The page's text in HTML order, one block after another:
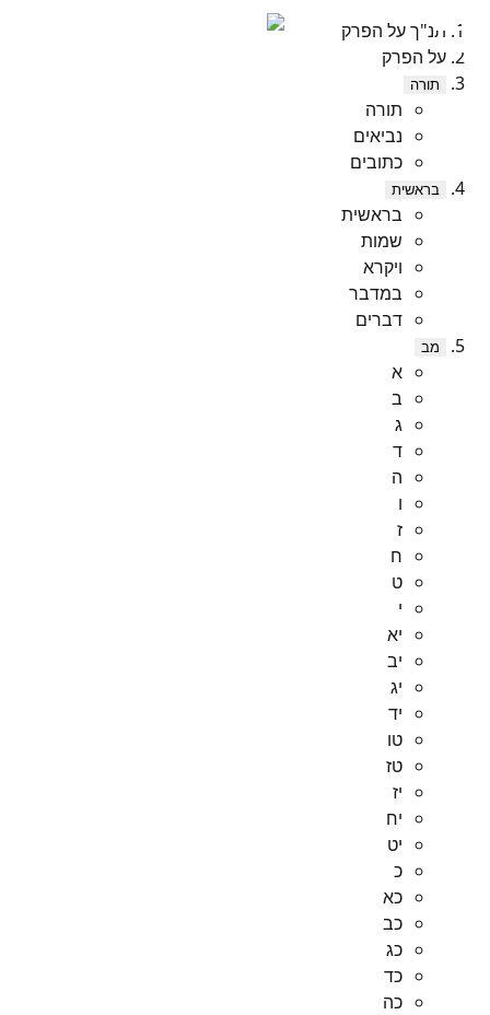
תנ"ך על הפרק
על הפרק
תורה
תורה
נביאים
כתובים
בראשית
בראשית
שמות
ויקרא
במדבר
דברים
מב
א
ב
ג
ד
ה
ו
ז
ח
ט
י
יא
יב
יג
יד
טו
טז
יז
יח
יט
כ
כא
כב
כג
כד
כה